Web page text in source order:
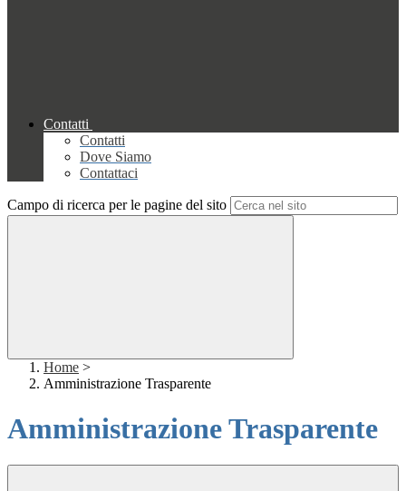
Contatti
Contatti
Dove Siamo
Contattaci
Campo di ricerca per le pagine del sito
Home >
Amministrazione Trasparente
Amministrazione Trasparente